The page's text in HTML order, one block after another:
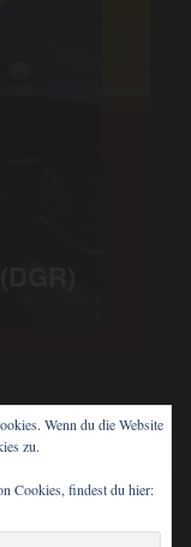
Wenn du die Website
zu.
Cookies, findest du hier: